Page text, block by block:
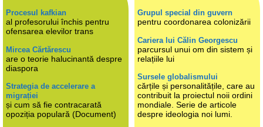
Procesul kafkian
al profesorului închis pentru
ofensarea elevilor trans
Mircea Cărtărescu
are o teorie halucinantă despre
diaspora
Strategia de accelerare a
migrației
și cum să fie contracarată
opoziția populară (Document)
Grupul special din guvern
pentru coordonarea colonizării
Cariera lui Călin Georgescu
parcursul unui om din sistem și
relațiile lui
Sursele globalismului
cărțile și personalitățile, care au
contribuit la proiectul noii ordini
mondiale. Serie de articole
despre ideologia noi lumi.